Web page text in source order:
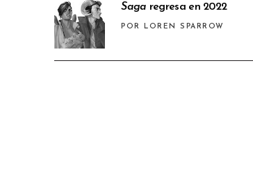
Saga regresa en 2022
POR LOREN SPARROW